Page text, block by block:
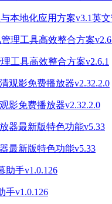
本地化应用方案v3.1英
工具高效整合方案v2.6.1
影免费播放器v2.32.2.0
最新版特色功能v5.33
手v1.0.126